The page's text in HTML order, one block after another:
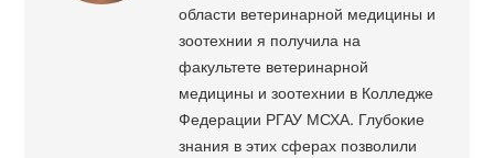
области ветеринарной медицины и
зоотехнии я получила на
факультете ветеринарной
медицины и зоотехнии в Колледже
Федерации РГАУ МСХА. Глубокие
знания в этих сферах позволили